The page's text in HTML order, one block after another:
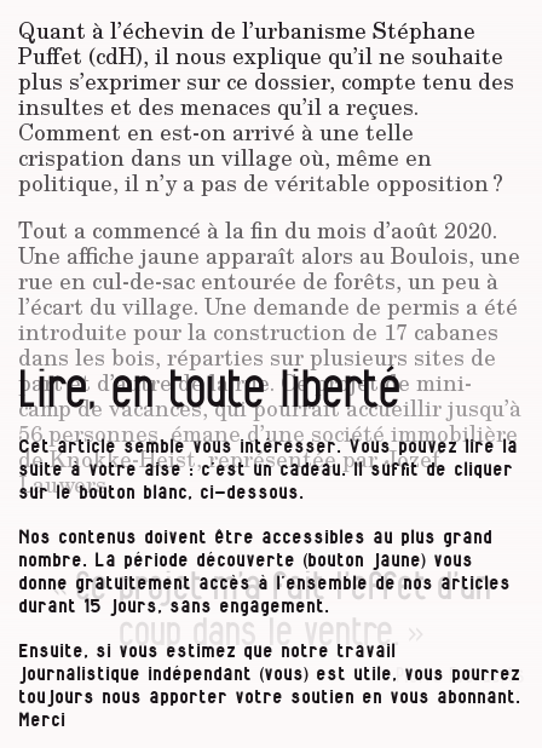
Quant à l’échevin de l’urbanisme Stéphane
Puffet (cdH), il nous explique qu’il ne souhaite
plus s’exprimer sur ce dossier, compte tenu des
insultes et des menaces qu’il a reçues.
Comment en est-on arrivé à une telle
crispation dans un village où, même en
politique, il n’y a pas de véritable opposition ?
Tout a commencé à la fin du mois d’août 2020.
Une affiche jaune apparaît alors au Boulois, une
rue en cul-de-sac entourée de forêts, un peu à
l’écart du village. Une demande de permis a été
introduite pour la construction de 17 cabanes
dans les bois, réparties sur plusieurs sites de
part et d’autre de la rue. Ce projet de mini-
camp de vacances, qui pourrait accueillir jusqu’à
56 personnes, émane d’une société immobilière
de Knokke-Heist, représentée par Jozef
Lauwers.
« Ce projet m’a fait l’effet d’un
coup dans le ventre. »
Pierre Everaerts
Lire, en toute liberté
Cet article semble vous intéresser. Vous pouvez lire la
suite à votre aise : c’est un cadeau. Il suffit de cliquer
sur le bouton blanc, ci-dessous.
Nos contenus doivent être accessibles au plus grand
nombre. La période découverte (bouton jaune) vous
donne gratuitement accès à l’ensemble de nos articles
durant 15 jours, sans engagement.
Ensuite, si vous estimez que notre travail
journalistique indépendant (vous) est utile, vous pourrez
toujours nous apporter votre soutien en vous abonnant.
Merci